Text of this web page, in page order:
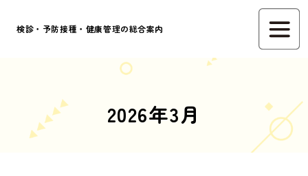
検診・予防接種・健康管理の総合案内
2026年3月